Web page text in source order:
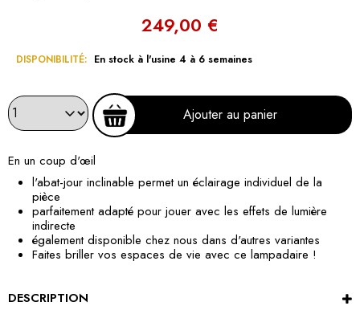
249,00 €
DISPONIBILITÉ: En stock à l'usine 4 à 6 semaines
Ajouter au panier
En un coup d'œil
l'abat-jour inclinable permet un éclairage individuel de la
pièce
parfaitement adapté pour jouer avec les effets de lumière
indirecte
également disponible chez nous dans d'autres variantes
Faites briller vos espaces de vie avec ce lampadaire !
DESCRIPTION